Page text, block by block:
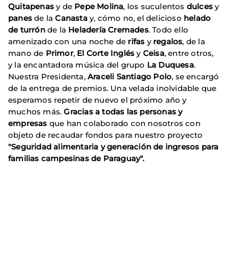
Quitapenas y de Pepe Molina, los suculentos dulces y
panes de laCanastay, cómo no, el delicioso helado
de turrónde la Heladería Cremades. Todo ello
amenizado con una noche de rifas y regalos, de la
mano de Primor, El Corte Inglés y Ceisa, entre otros,
y la encantadora música del grupo La Duquesa.
Nuestra Presidenta,Araceli Santiago Polo, se encargó
de la entrega de premios. Una velada inolvidable que
esperamos repetir de nuevo el próximo año y
muchos más. Gracias a todas las personas y
empresas que han colaborado con nosotros con
objeto de recaudar fondos para nuestro proyecto
"Seguridad alimentaria y generación de ingresos para
familias campesinas de Paraguay".